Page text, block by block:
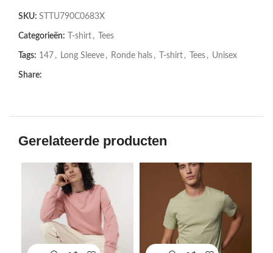
SKU: STTU790C0683X
Categorieën: T-shirt , Tees
Tags: 147 , Long Sleeve , Ronde hals , T-shirt , Tees , Unisex
Share:
Gerelateerde producten